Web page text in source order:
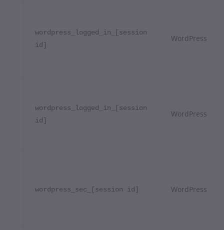
wordpress_logged_in_[session
id]
WordPress
wordpress_logged_in_[session
id]
WordPress
wordpress_sec_[session id] WordPress